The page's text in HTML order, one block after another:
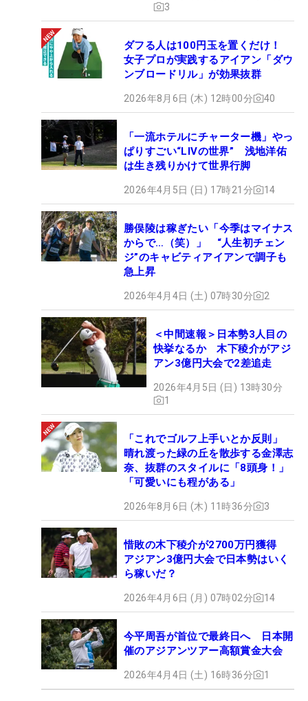
13時35分：高橋賢、ベニータ・カシアディ、カリ
ン・ジョシ※
14時35分：竹安俊也、スラディット・ヨンチャロエ
ンチャイ、ユーン・サンピル※
3
ダフる人は100円玉を置くだけ！
女子プロが実践するアイアン「ダウ
ンブロードリル」が効果抜群
2026年8月6日 (木) 12時00分 40
「一流ホテルにチャーター機」やっ
ぱりすごい“LIVの世界” 浅地洋佑
は生き残りかけて世界行脚
2026年4月5日 (日) 17時21分 14
勝俣陵は稼ぎたい「今季はマイナス
からで…（笑）」 “人生初チェン
ジ”のキャビティアイアンで調子も
急上昇
2026年4月4日 (土) 07時30分 2
＜中間速報＞日本勢3人目の
快挙なるか 木下稜介がアジ
アン3億円大会で2差追走
2026年4月5日 (日) 13時30分
1
「これでゴルフ上手いとか反則」
晴れ渡った緑の丘を散歩する金澤志
奈、抜群のスタイルに「8頭身！」
「可愛いにも程がある」
2026年8月6日 (木) 11時36分 3
惜敗の木下稜介が2700万円獲得
アジアン3億円大会で日本勢はいく
ら稼いだ？
2026年4月6日 (月) 07時02分 14
今平周吾が首位で最終日へ 日本開
催のアジアンツアー高額賞金大会
2026年4月4日 (土) 16時36分 1